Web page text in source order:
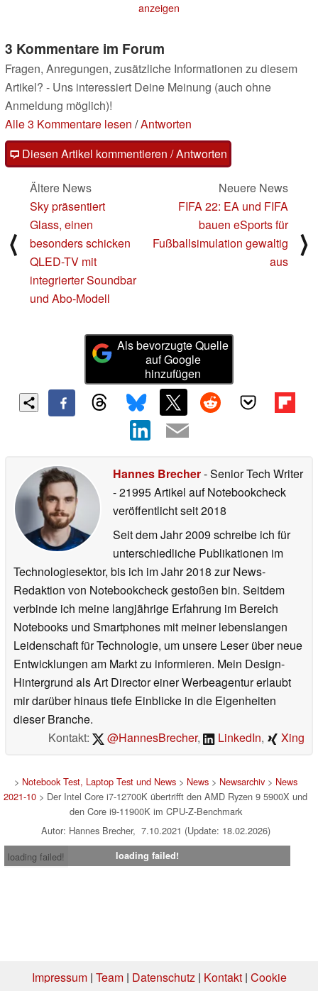
anzeigen
3 Kommentare im Forum
Fragen, Anregungen, zusätzliche Informationen zu diesem
Artikel? - Uns interessiert Deine Meinung (auch ohne
Anmeldung möglich)!
Alle 3 Kommentare lesen /Antworten
Diesen Artikel kommentieren / Antworten
⟨
Ältere News
Sky präsentiert
Glass, einen
besonders schicken
QLED-TV mit
integrierter Soundbar
und Abo-Modell
Neuere News
FIFA 22: EA und FIFA
bauen eSports für
Fußballsimulation gewaltig
aus
⟩
Als bevorzugte Quelle
auf Google
hinzufügen
Hannes Brecher- Senior Tech Writer
- 21995 Artikel auf Notebookcheck
veröffentlichtseit 2018
Seit dem Jahr 2009 schreibe ich für
unterschiedliche Publikationen im
Technologiesektor, bis ich im Jahr 2018 zur News-
Redaktion von Notebookcheck gestoßen bin. Seitdem
verbinde ich meine langjährige Erfahrung im Bereich
Notebooks und Smartphones mit meiner lebenslangen
Leidenschaft für Technologie, um unsere Leser über neue
Entwicklungen am Markt zu informieren. Mein Design-
Hintergrund als Art Director einer Werbeagentur erlaubt
mir darüber hinaus tiefe Einblicke in die Eigenheiten
dieser Branche.
Kontakt:
@HannesBrecher, LinkedIn, Xing
> Notebook Test, Laptop Test und News> News> Newsarchiv> News
2021-10 > Der Intel Core i7-12700K übertrifft den AMD Ryzen 9 5900X und
den Core i9-11900K im CPU-Z-Benchmark
Autor: Hannes Brecher, 7.10.2021 (Update: 18.02.2026)
loading failed!
loading failed!
Impressum| Team| Datenschutz| Kontakt| Cookie